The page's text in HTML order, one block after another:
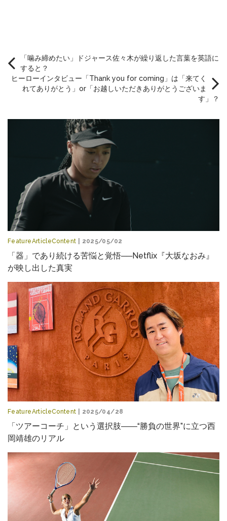
「噛み締めたい」ドジャース佐々木が繰り返した言葉を英語に
すると？
ヒーローインタビュー「Thank you for coming」は「来てく
れてありがとう」or「お越しいただきありがとうございま
す」？
FeatureArticleContent | 2025/05/02
「器」であり続ける苦悩と覚悟──Netflix『大坂なおみ』
が映し出した真実
FeatureArticleContent | 2025/04/28
「ツアーコーチ」という選択肢――“勝負の世界”に立つ西
岡靖雄のリアル